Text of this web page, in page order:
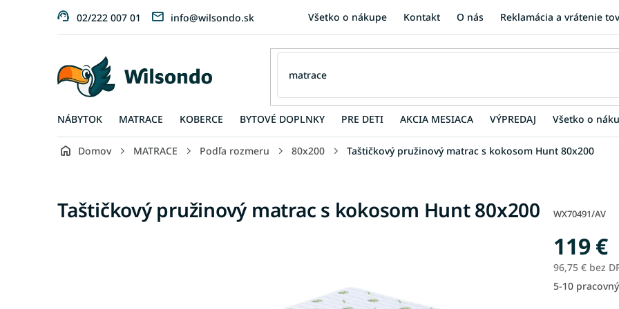
02/222 007 01 info@wilsondo.sk Všetko o nákupe Kontakt O nás Reklamácia a vrátenie
NÁBYTOK MATRACE KOBERCE BYTOVÉ DOPLNKY PRE DETI AKCIA MESIACA VÝPREDAJ Všetko o
Domov MATRACE Podľa rozmeru 80x200 Taštičkový pružinový matrac s kokosom Hunt 80x200
Taštičkový pružinový matrac s kokosom Hunt 80x200 WX70491/AV
119 €
96,75 € bez
Jednotková
5-10